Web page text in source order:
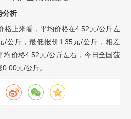
分析
格上来看，平均价格在4.52元/公斤左
/公斤，最低报价1.35元/公斤，相差
均价格4.52元/公斤左右，今日全国菠
元/公斤。